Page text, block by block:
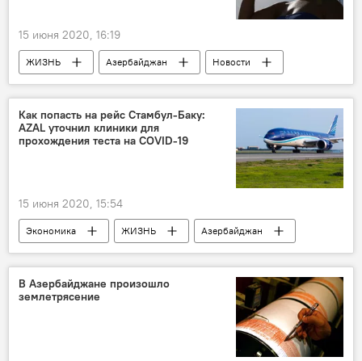
15 июня 2020, 16:19
ЖИЗНЬ Азербайджан
Новости
жара
Ветер
Как попасть на рейс Стамбул-Баку:
AZAL уточнил клиники для
прохождения теста на COVID-19
15 июня 2020, 15:54
Экономика ЖИЗНЬ
Азербайджан
Новости мира
Новости
Коронавирус
авиарейс
самолет
В Азербайджане произошло
землетрясение